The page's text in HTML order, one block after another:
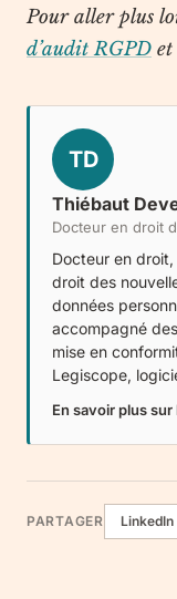
Pour aller plus
d’audit RGPD
TD
Thiébaut
Docteur en droit
Docteur en
droit des
données
accompagné
mise en
Legiscope,
En savoir plus
PARTAGER LinkedIn